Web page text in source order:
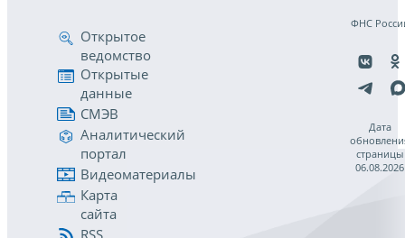
Открытое
ведомство
Открытые
данные
СМЭВ
Аналитический
портал
Видеоматериалы
Карта
сайта
ФНС
Дата
страницы
06.08.2026